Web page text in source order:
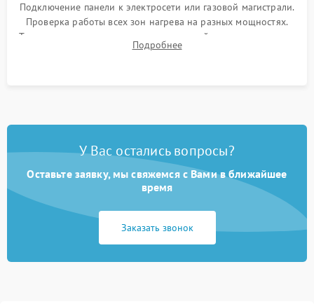
Подключение панели к электросети или газовой магистрали.
Проверка работы всех зон нагрева на разных мощностях.
Тестирование сенсорного управления, таймера, индикаторов
остаточного тепла и систем защиты от перегрева.
Подробнее
У Вас остались вопросы?
Оставьте заявку, мы свяжемся с Вами в ближайшее
время
Заказать звонок